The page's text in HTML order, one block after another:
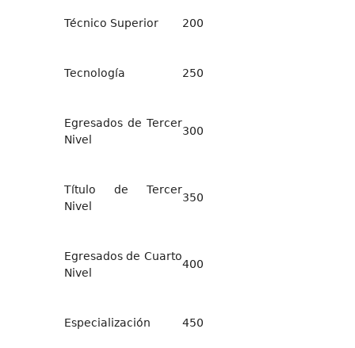
Técnico Superior 200
Tecnología 250
Egresados de Tercer
Nivel
300
Título de Tercer
Nivel
350
Egresados de Cuarto
Nivel
400
Especialización 450